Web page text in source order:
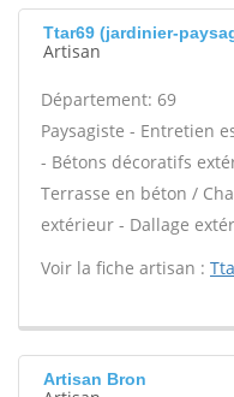
Ttar69 (jardinier-
Artisan
Département: 69
Paysagiste - Entretien
- Bétons décoratifs
Terrasse en béton /
extérieur - Dallage
Voir la fiche artisan :
Artisan Bron